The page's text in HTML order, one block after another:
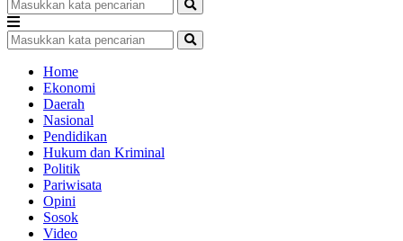
Home
Ekonomi
Daerah
Nasional
Pendidikan
Hukum dan Kriminal
Politik
Pariwisata
Opini
Sosok
Video